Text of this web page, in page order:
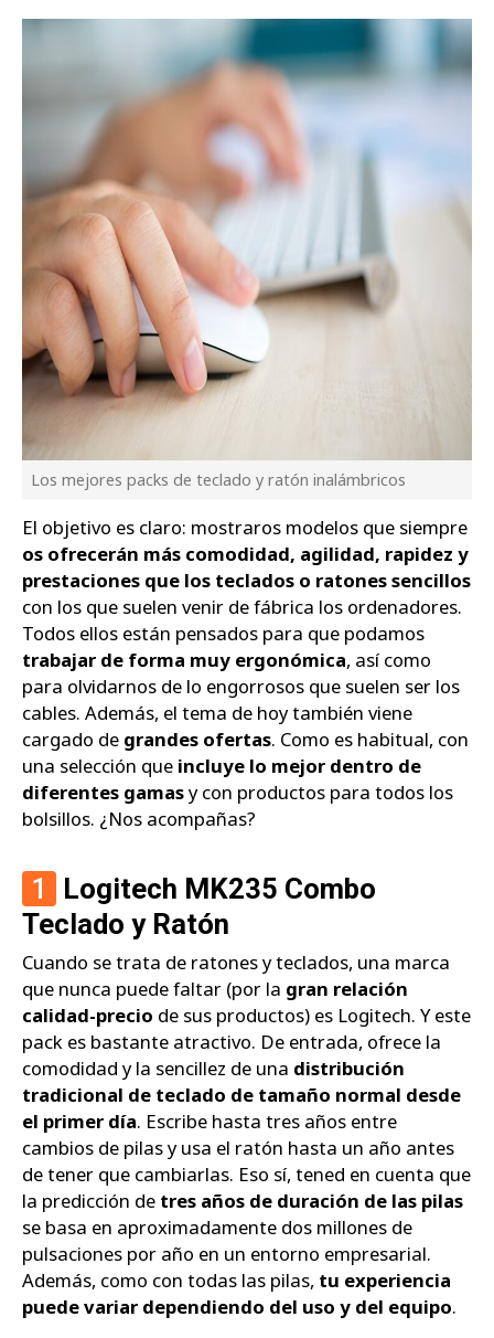
Los mejores packs de teclado y ratón inalámbricos
El objetivo es claro: mostraros modelos que siempre
os ofrecerán más comodidad, agilidad, rapidez y
prestaciones que los teclados o ratones sencillos
con los que suelen venir de fábrica los ordenadores.
Todos ellos están pensados para que podamos
trabajar de forma muy ergonómica, así como
para olvidarnos de lo engorrosos que suelen ser los
cables. Además, el tema de hoy también viene
cargado de grandes ofertas. Como es habitual, con
una selección que incluye lo mejor dentro de
diferentes gamasy con productos para todos los
bolsillos. ¿Nos acompañas?
1
Logitech MK235 Combo
Teclado y Ratón
Cuando se trata de ratones y teclados, una marca
que nunca puede faltar (por la gran relación
calidad-precio de sus productos) es Logitech. Y este
pack es bastante atractivo. De entrada, ofrece la
comodidad y la sencillez de una distribución
tradicional de teclado de tamaño normal desde
el primer día. Escribe hasta tres años entre
cambios de pilas y usa el ratón hasta un año antes
de tener que cambiarlas. Eso sí, tened en cuenta que
la predicción de tres años de duración de las pilas
se basa en aproximadamente dos millones de
pulsaciones por año en un entorno empresarial.
Además, como con todas las pilas, tu experiencia
puede variar dependiendo del uso y del equipo.